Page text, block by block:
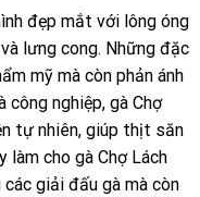
đẹp mắt với lông óng
lưng cong. Những đặc
mỹ mà còn phản ánh
công nghiệp, gà Chợ
tự nhiên, giúp thịt săn
làm cho gà Chợ Lách
giải đấu gà mà còn